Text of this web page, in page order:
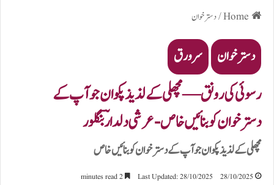
/دسترخوان
دسترخوان سرورق
رسوئی کی رونق — مچھلی کے لذیذ پکوان جو آپ کے
دسترخوان کو بنائیں خاص- عرشی دلدارؔ بنگلور
مچھلی کے لذیذ پکوان جو آپ کے دسترخوان کو بنائیں خاص
28/10/2025
Last Updated: 28/10/2025